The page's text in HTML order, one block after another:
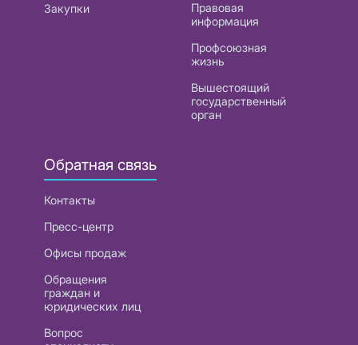
Закупки
Правовая
информация
Профсоюзная
жизнь
Вышестоящий
государственный
орган
Обратная связь
Контакты
Пресс-центр
Офисы продаж
Обращения
граждан и
юридических лиц
Вопрос